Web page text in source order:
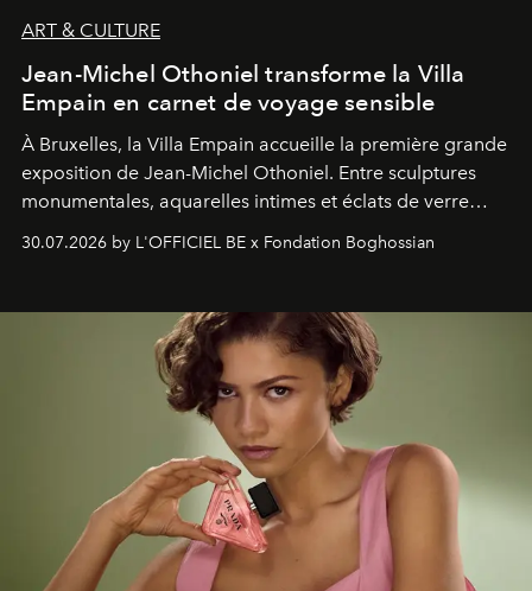
ART & CULTURE
Jean-Michel Othoniel transforme la Villa
Empain en carnet de voyage sensible
À Bruxelles, la Villa Empain accueille la première grande
exposition de Jean-Michel Othoniel. Entre sculptures
monumentales, aquarelles intimes et éclats de verre
émotionnel où chaque œuvre devient le souvenir
émerveillement.
30.07.2026 by L'OFFICIEL BE x Fondation Boghossian